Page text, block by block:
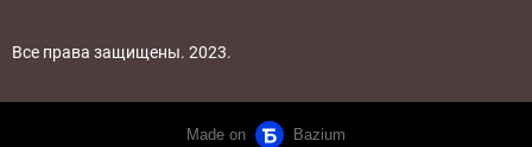
Все права защищены. 2023.​
Made on Bazium